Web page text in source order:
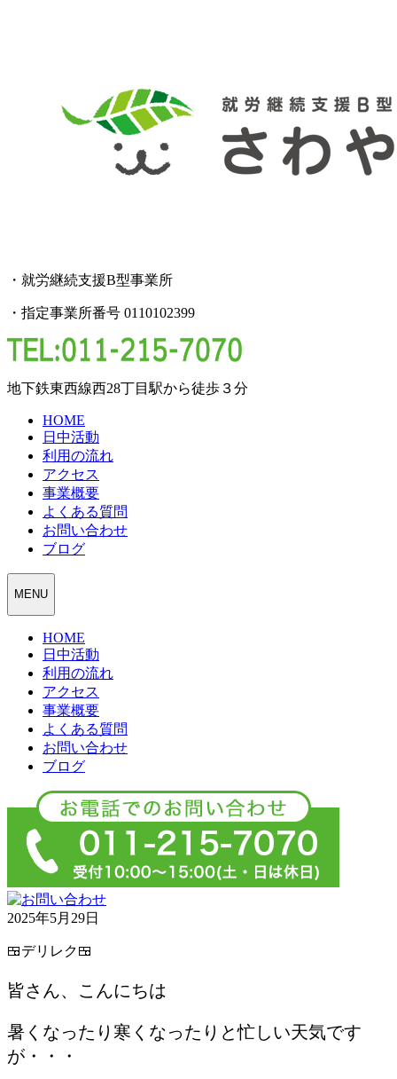
・就労継続支援B型事業所
・指定事業所番号 0110102399
地下鉄東西線西28丁目駅から徒歩３分
HOME
日中活動
利用の流れ
アクセス
事業概要
よくある質問
お問い合わせ
ブログ
MENU
HOME
日中活動
利用の流れ
アクセス
事業概要
よくある質問
お問い合わせ
ブログ
2025年5月29日
🍱デリレク🍱
皆さん、こんにちは
暑くなったり寒くなったりと忙しい天気です
が・・・